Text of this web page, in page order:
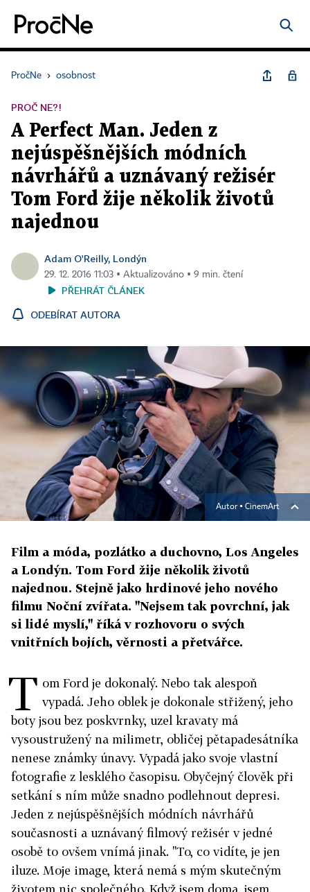
PročNe › osobnost
PROČ NE?!
A Perfect Man. Jeden z
nejúspěšnějších módních
návrhářů a uznávaný režisér
Tom Ford žije několik životů
najednou
Adam O'Reilly, Londýn
29. 12. 2016 11:03 ▪ Aktualizováno ▪ 9 min. čtení
PŘEHRÁT ČLÁNEK
ODEBÍRAT AUTORA
Autor ▪ CinemArt
Film a móda, pozlátko a duchovno, Los Angeles
a Londýn. Tom Ford žije několik životů
najednou. Stejně jako hrdinové jeho nového
filmu Noční zvířata. "Nejsem tak povrchní, jak
si lidé myslí," říká v rozhovoru o svých
vnitřních bojích, věrnosti a přetvářce.
T om Ford je dokonalý. Nebo tak alespoň
vypadá. Jeho oblek je dokonale střižený, jeho
boty jsou bez poskvrnky, uzel kravaty má
vysoustružený na milimetr, obličej pětapadesátníka
nenese známky únavy. Vypadá jako svoje vlastní
fotografie z lesklého časopisu. Obyčejný člověk při
setkání s ním může snadno podlehnout depresi.
Jeden z nejúspěšnějších módních návrhářů
současnosti a uznávaný filmový režisér v jedné
osobě to ovšem vnímá jinak. "To, co vidíte, je jen
iluze. Moje image, která nemá s mým skutečným
životem nic společného. Když jsem doma, jsem